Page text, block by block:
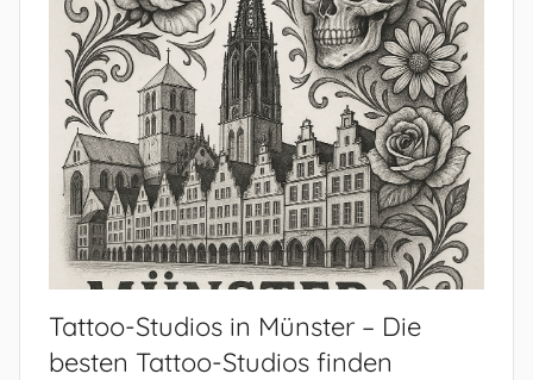
Tattoo-Studios in Münster – Die
besten Tattoo-Studios finden